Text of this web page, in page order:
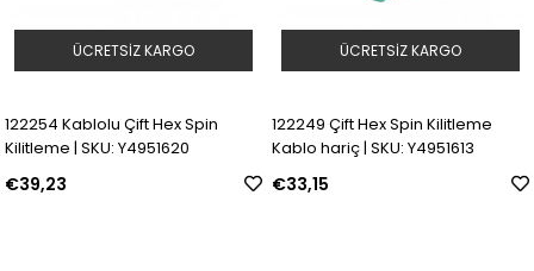
122254 Kablolu Çift Hex Spin
Kilitleme | SKU: Y4951620
€39,23
ÜCRETSIZ KARGO
122249 Çift Hex Spin Kilitleme
Kablo hariç | SKU: Y4951613
€33,15
ÜCRETSIZ KARGO